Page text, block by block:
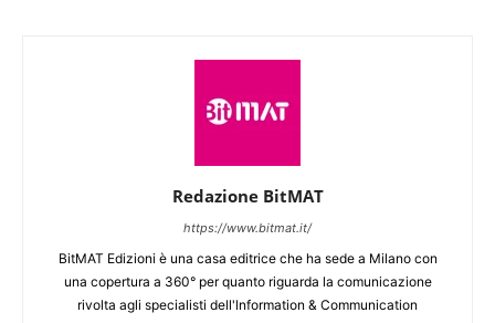
Redazione BitMAT
https://www.bitmat.it/
BitMAT Edizioni è una casa editrice che ha sede a Milano con
una copertura a 360° per quanto riguarda la comunicazione
rivolta agli specialisti dell'lnformation & Communication